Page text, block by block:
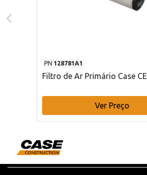
PN 128781A1
Filtro de Ar Primário Case CE
Ver Preço